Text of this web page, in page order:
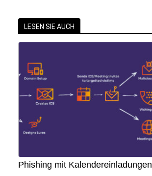
LESEN SIE AUCH
Phishing mit Kalendereinladungen